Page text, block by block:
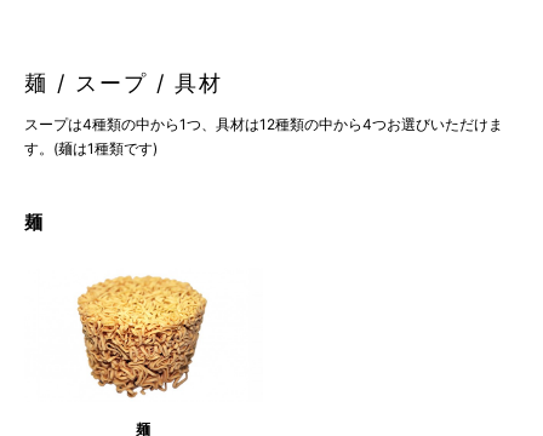
麺 / スープ / 具材
スープは4種類の中から1つ、具材は12種類の中から4つお選びいただけま
す。(麺は1種類です)
麺
麺